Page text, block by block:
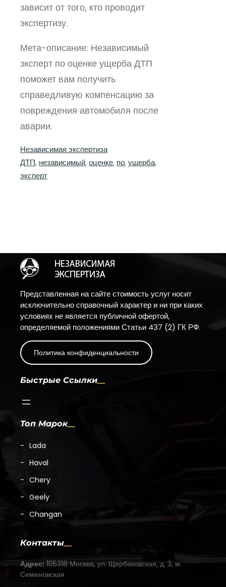
зависит от того, кто проводит
экспертизу.
Мета-описание: Независимый
эксперт по оценке ущерба ДТП
поможет вам получить
справедливую компенсацию за
повреждения автомобиля после
аварии.
Независимая экспертиза
ДТП, независимый, оценке, по, ущерба
эксперт
Представленная на сайте стоимость услуг носит
исключительно справочный характер и ни при каких
условиях не является публичной офертой,
определяемой положениями Статьи 437 (2) ГК РФ.
Политика конфиденциальности
Быстрые Ссылки
Топ Марок
Lada
Haval
Chery
Geely
Changan
Контакты
Адрес: 105318 Москва, ул. Щербаковская, д. 3, м.
Семеновская